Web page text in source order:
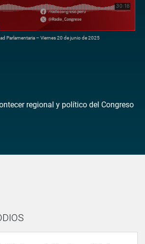
Parlamentaria – Viernes 20 de junio de 2025
regional y político del Congreso